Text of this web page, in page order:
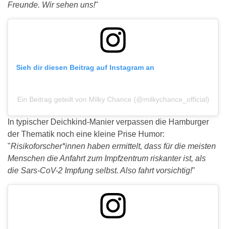
Freunde. Wir sehen uns!"
Sieh dir diesen Beitrag auf Instagram an
Ein Beitrag geteilt von Milky Chance (@milkychance_official)
In typischer Deichkind-Manier verpassen die Hamburger
der Thematik noch eine kleine Prise Humor:
"Risikoforscher*innen haben ermittelt, dass für die meisten
Menschen die Anfahrt zum Impfzentrum riskanter ist, als
die Sars-CoV-2 Impfung selbst. Also fahrt vorsichtig!"